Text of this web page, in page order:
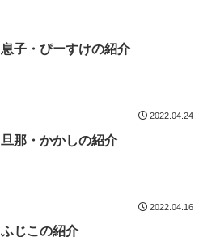
息子・ぴーすけの紹介
2022.04.24
旦那・かかしの紹介
2022.04.16
ふじこの紹介